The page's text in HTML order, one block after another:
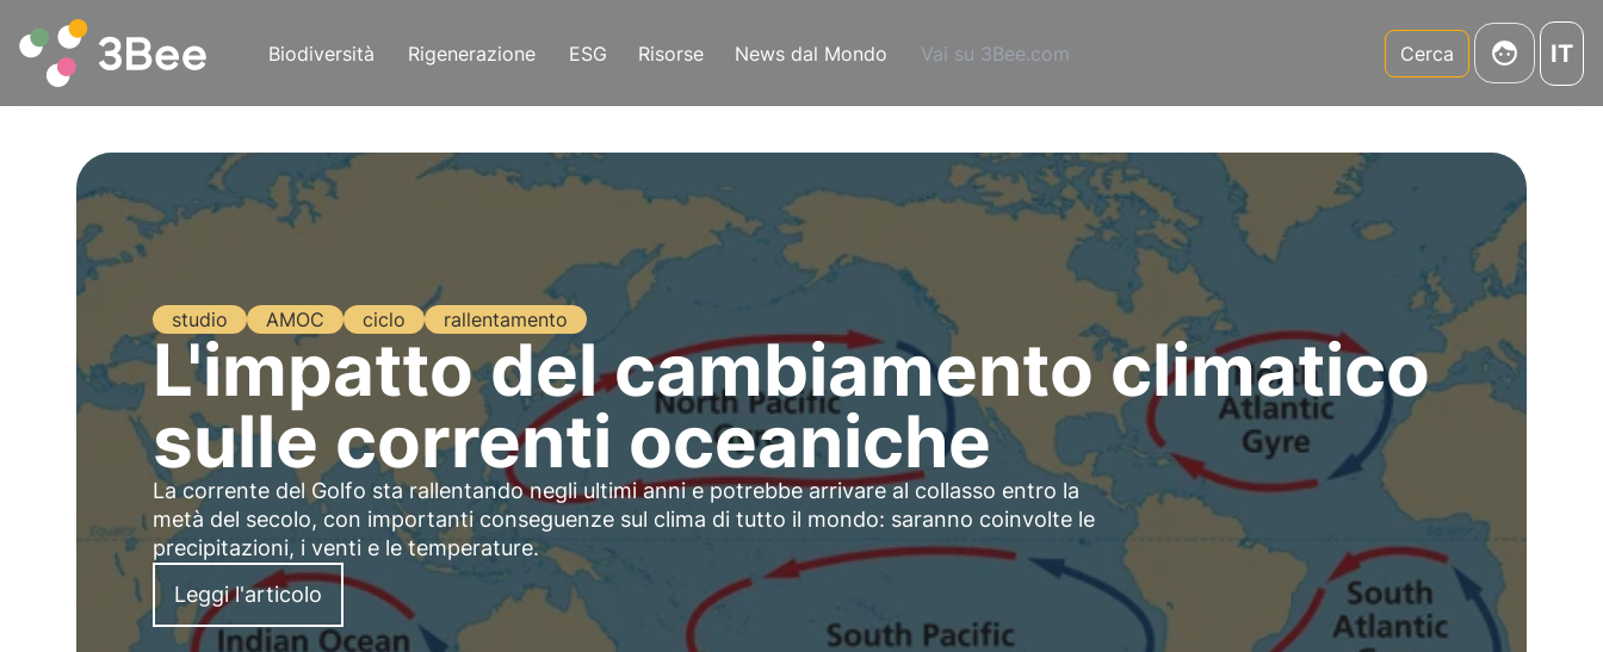
Biodiversità Rigenerazione ESG Risorse News dal Mondo Vai su 3Bee.com Cerca IT
studio AMOC ciclo rallentamento
L'impatto del cambiamento climatico
sulle correnti oceaniche
La corrente del Golfo sta rallentando negli ultimi anni e potrebbe arrivare al collasso entro la
metà del secolo, con importanti conseguenze sul clima di tutto il mondo: saranno coinvolte le
precipitazioni, i venti e le temperature.
Leggi l'articolo